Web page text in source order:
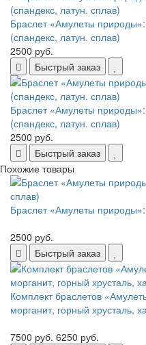
Браслет «Амулеты
(спандекс, латун. сплав)
2500 руб.
Быстрый заказ
Браслет «Амулеты
(спандекс, латун. сплав)
2500 руб.
Быстрый заказ
Похожие товары
Браслет «Амулеты
2500 руб.
Быстрый заказ
Комплект браслетов
морганит, горный хрусталь,
7500 руб. 6250 руб.